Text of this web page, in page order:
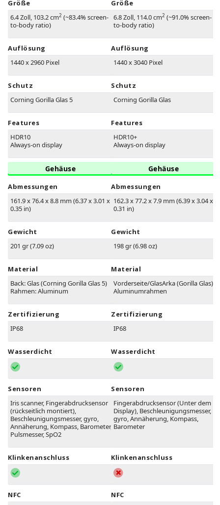
Größe
6.4 Zoll, 103.2 cm2 (~83.4% screen-
to-body ratio)
Auflösung
1440 x 2960 Pixel
Schutz
Corning Gorilla Glas 5
Features
HDR10
Always-on display
Gehäuse
Abmessungen
161.9 x 76.4 x 8.8 mm (6.37 x 3.01 x
0.35 in)
Gewicht
201 gr (7.09 oz)
Material
Back: Glas (Corning Gorilla Glas 5)
Rahmen: Aluminum
Zertifizierung
IP68
Wasserdicht
Sensoren
Iris scanner, Fingerabdrucksensor
(rückseitlich montiert),
Beschleunigungsmesser, gyro,
Annäherung, Kompass, Barometer,
Pulsmesser, SpO2
Klinkenanschluss
NFC
Größe
6.8 Zoll, 114.0 cm2 (~91.0% screen-
to-body ratio)
Auflösung
1440 x 3040 Pixel
Schutz
Corning Gorilla Glas
Features
HDR10+
Always-on display
Gehäuse
Abmessungen
162.3 x 77.2 x 7.9 mm (6.39 x 3.04 x
0.31 in)
Gewicht
198 gr (6.98 oz)
Material
Vorderseite/GlasArka (Gorilla Glas),
Aluminumrahmen
Zertifizierung
IP68
Wasserdicht
Sensoren
Fingerabdrucksensor (Unter dem
Display), Beschleunigungsmesser,
gyro, Annäherung, Kompass,
Barometer
Klinkenanschluss
NFC